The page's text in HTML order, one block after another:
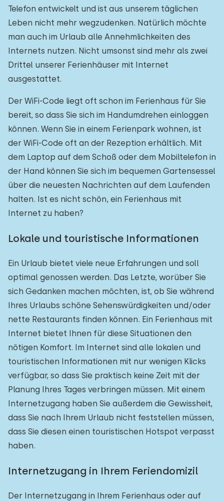
Telefon entwickelt und ist aus unserem täglichen
Leben nicht mehr wegzudenken. Natürlich möchte
man auch im Urlaub alle Annehmlichkeiten des
Internets nutzen. Nicht umsonst sind mehr als zwei
Drittel unserer Ferienhäuser mit Internet
ausgestattet.
Der WiFi-Code liegt oft schon im Ferienhaus für Sie
bereit, so dass Sie sich im Handumdrehen einloggen
können. Wenn Sie in einem Ferienpark wohnen, ist
der WiFi-Code oft an der Rezeption erhältlich. Mit
dem Laptop auf dem Schoß oder dem Mobiltelefon in
der Hand können Sie sich im bequemen Gartensessel
über die neuesten Nachrichten auf dem Laufenden
halten. Ist es nicht schön, ein Ferienhaus mit
Internet zu haben?
Lokale und touristische Informationen
Ein Urlaub bietet viele neue Erfahrungen und soll
optimal genossen werden. Das Letzte, worüber Sie
sich Gedanken machen möchten, ist, ob Sie während
Ihres Urlaubs schöne Sehenswürdigkeiten und/oder
nette Restaurants finden können. Ein Ferienhaus mit
Internet bietet Ihnen für diese Situationen den
nötigen Komfort. Im Internet sind alle lokalen und
touristischen Informationen mit nur wenigen Klicks
verfügbar, so dass Sie praktisch keine Zeit mit der
Planung Ihres Tages verbringen müssen. Mit einem
Internetzugang haben Sie außerdem die Gewissheit,
dass Sie nach Ihrem Urlaub nicht feststellen müssen,
dass Sie diesen einen touristischen Hotspot verpasst
haben.
Internetzugang in Ihrem Feriendomizil
Der Internetzugang in Ihrem Ferienhaus oder auf